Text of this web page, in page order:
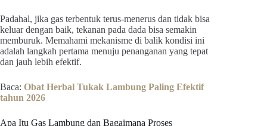
Padahal, jika gas terbentuk terus-menerus dan tidak bisa
keluar dengan baik, tekanan pada dada bisa semakin
memburuk. Memahami mekanisme di balik kondisi ini
adalah langkah pertama menuju penanganan yang tepat
dan jauh lebih efektif.
Baca: Obat Herbal Tukak Lambung Paling Efektif
tahun 2026
Apa Itu Gas Lambung dan Bagaimana Proses